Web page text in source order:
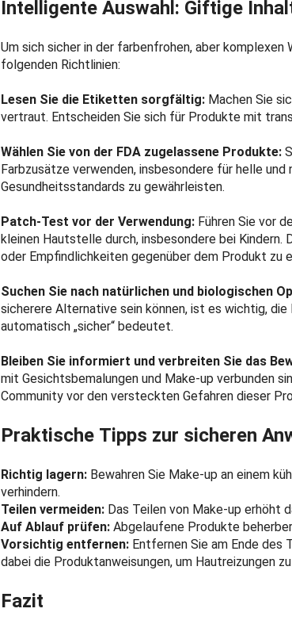
Intelligente Auswahl: Giftige
Um sich sicher in der farbenfrohen, aber
folgenden Richtlinien:
Lesen Sie die Etiketten sorgfältig: Machen Sie
vertraut. Entscheiden Sie sich für Produkte mit
Wählen Sie von der FDA zugelassene Produkte:
Farbzusätze verwenden, insbesondere für helle
Gesundheitsstandards zu gewährleisten.
Patch-Test vor der Verwendung: Führen Sie vor
kleinen Hautstelle durch, insbesondere bei
oder Empfindlichkeiten gegenüber dem Produkt zu
Suchen Sie nach natürlichen und biologischen
sicherere Alternative sein können, ist es wichtig,
automatisch „sicher“ bedeutet.
Bleiben Sie informiert und verbreiten Sie das
mit Gesichtsbemalungen und Make-up verbunden
Community vor den versteckten Gefahren dieser
Praktische Tipps zur sicheren
Richtig lagern: Bewahren Sie Make-up an einem
verhindern.
Teilen vermeiden: Das Teilen von Make-up erhöht
Auf Ablauf prüfen: Abgelaufene Produkte
Vorsichtig entfernen: Entfernen Sie am Ende des
dabei die Produktanweisungen, um Hautreizungen
Fazit